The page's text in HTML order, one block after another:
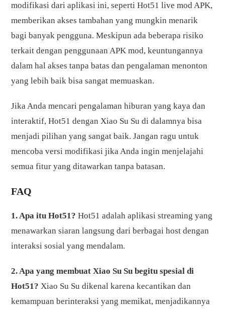
modifikasi dari aplikasi ini, seperti Hot51 live mod APK,
memberikan akses tambahan yang mungkin menarik
bagi banyak pengguna. Meskipun ada beberapa risiko
terkait dengan penggunaan APK mod, keuntungannya
dalam hal akses tanpa batas dan pengalaman menonton
yang lebih baik bisa sangat memuaskan.
Jika Anda mencari pengalaman hiburan yang kaya dan
interaktif, Hot51 dengan Xiao Su Su di dalamnya bisa
menjadi pilihan yang sangat baik. Jangan ragu untuk
mencoba versi modifikasi jika Anda ingin menjelajahi
semua fitur yang ditawarkan tanpa batasan.
FAQ
1. Apa itu Hot51? Hot51 adalah aplikasi streaming yang
menawarkan siaran langsung dari berbagai host dengan
interaksi sosial yang mendalam.
2. Apa yang membuat Xiao Su Su begitu spesial di
Hot51? Xiao Su Su dikenal karena kecantikan dan
kemampuan berinteraksi yang memikat, menjadikannya